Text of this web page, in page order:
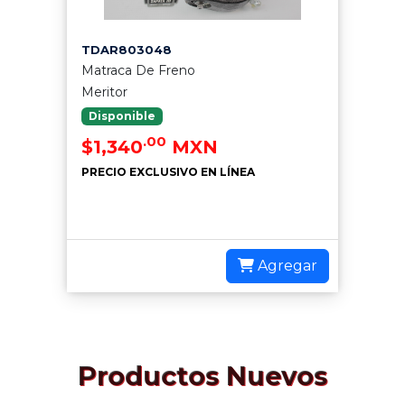
TDAR803048
Matraca De Freno
Meritor
Disponible
$1,340.00 MXN
PRECIO EXCLUSIVO EN LÍNEA
Agregar
Productos Nuevos